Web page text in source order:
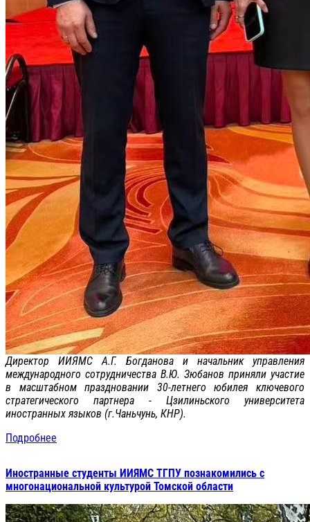
Директор ИИЯМС А.Г. Богданова и начальник управления
международного сотрудничества В.Ю. Зюбанов приняли участие
в масштабном праздновании 30-летнего юбилея ключевого
стратегического партнера - Цзилиньского университета
иностранных языков (г.Чаньчунь, КНР).
Подробнее
Иностранные студенты ИИЯМС ТГПУ познакомились с
многонациональной культурой Томской области